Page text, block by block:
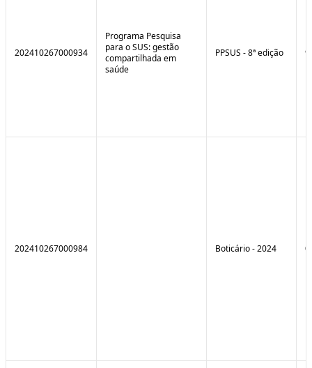
202410267000934
Programa Pesquisa
para o SUS: gestão
compartilhada em
saúde
PPSUS - 8ª edição
202410267000984 Boticário - 2024